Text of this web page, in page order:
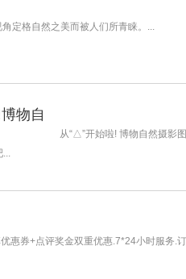
定格自然之美而被人们所青睐。...
物自
从“△”开始啦! 博物自然摄影
...
惠券+点评奖金双重优惠.7*24小时服务.